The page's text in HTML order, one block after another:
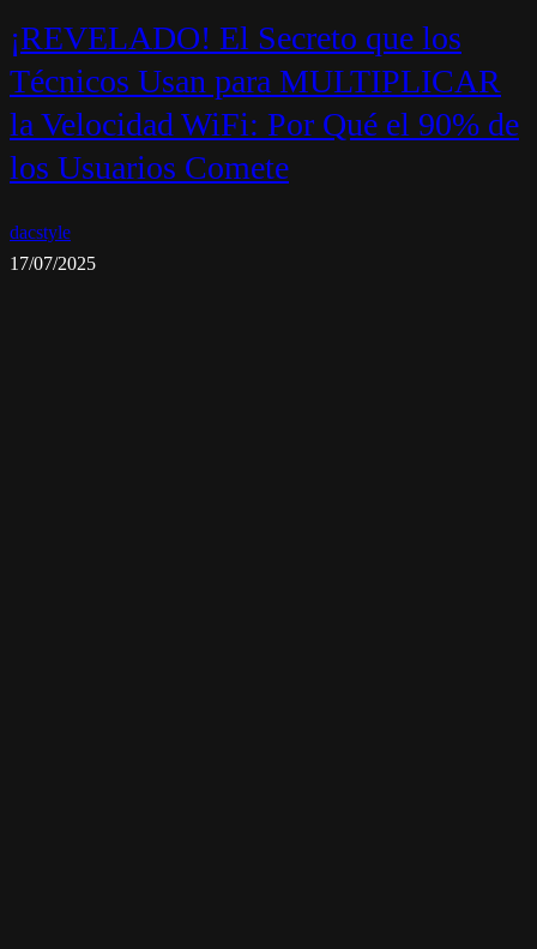
¡REVELADO! El Secreto que los
Técnicos Usan para MULTIPLICAR
la Velocidad WiFi: Por Qué el 90% de
los Usuarios Comete
dacstyle
17/07/2025